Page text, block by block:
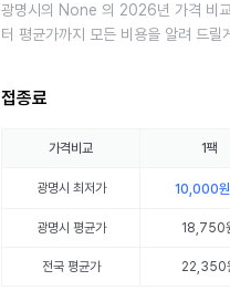
광명시의 None 의 2026년 가격 비
터 평균가까지 모든 비용을 알려 드릴
접종료
가격비교 1팩
광명시 최저가 10,000원
광명시 평균가 18,750
전국 평균가 22,350